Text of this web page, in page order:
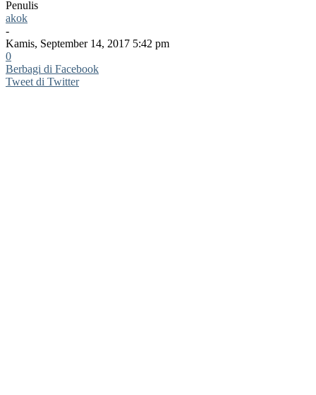
Penulis
akok
-
Kamis, September 14, 2017 5:42 pm
0
Berbagi di Facebook
Tweet di Twitter